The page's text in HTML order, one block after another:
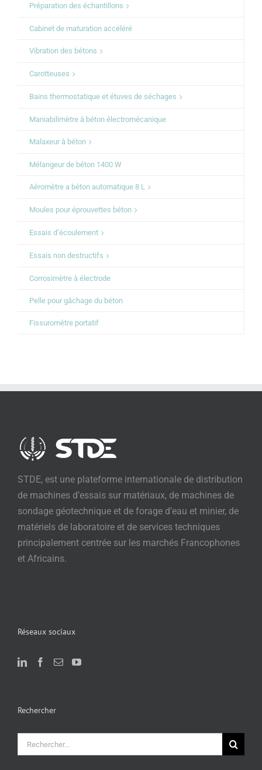
Préparation des échantillons
Cabinet de maturation accéléré
Vibration des bétons
Carotteuses
Bains thermostatique et étuves de séchages
Maniabilimètre à béton électromécanique
Malaxeur à béton
Mélangeur de béton 1400 W
Aéromètre a béton automatique 8 L
Moules pour éprouvettes béton
Essais d’écoulement
Essais non destructifs
Corrosimètre à électrode
Pelle pour gâchage du béton
Fissuromètre portatif
STDE, est une plateforme internationale de distribution
de machines d’essais sur matériaux, de machines de
sondage géotechnique et de forage d’eau et minier, de
matériels de laboratoire et de services techniques
principalement centrée sur les marchés Francophones
et Africains.
Réseaux sociaux
Rechercher
Rechercher: